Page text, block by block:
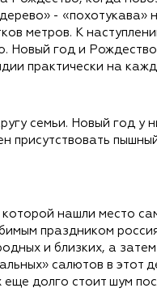
- «похотукава»
метров. К
Новый год и
практически на
семьи. Новый год у
нашли место
праздником
и близких, а
салютов в этот
долго стоит шум